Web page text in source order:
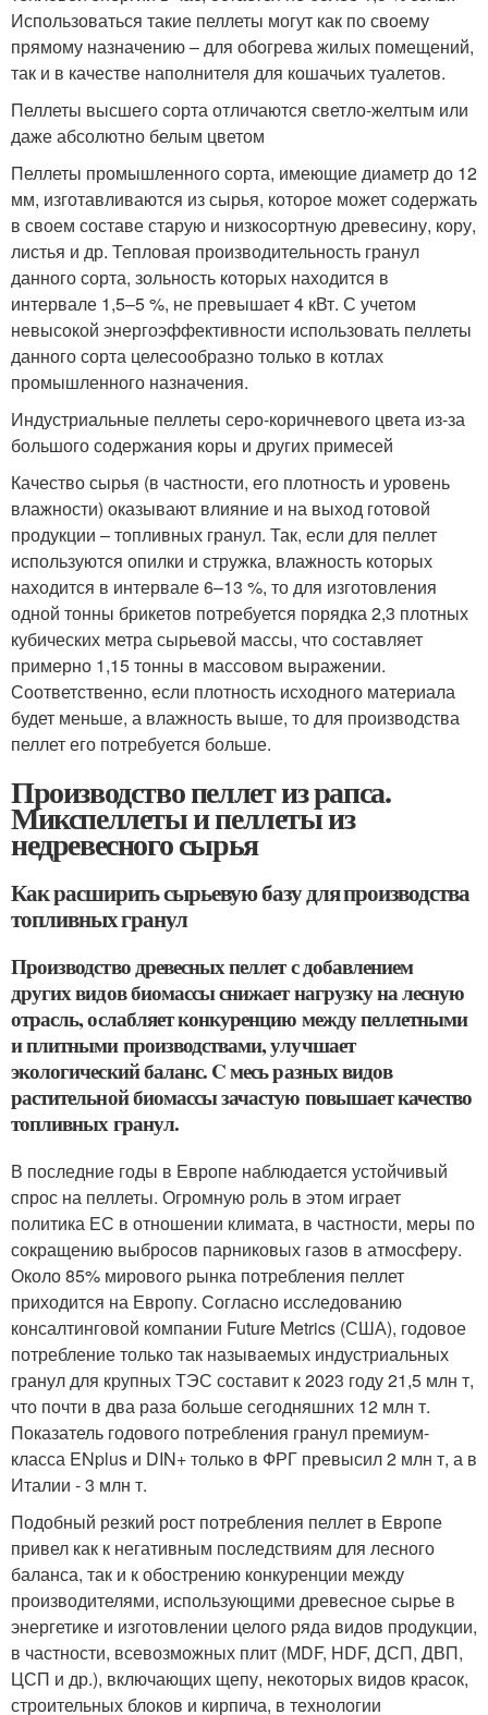
Использоваться такие пеллеты могут как по своему
прямому назначению – для обогрева жилых помещений,
так и в качестве наполнителя для кошачьих туалетов.
Пеллеты высшего сорта отличаются светло-желтым или
даже абсолютно белым цветом
Пеллеты промышленного сорта, имеющие диаметр до 12
мм, изготавливаются из сырья, которое может содержать
в своем составе старую и низкосортную древесину, кору,
листья и др. Тепловая производительность гранул
данного сорта, зольность которых находится в
интервале 1,5–5 %, не превышает 4 кВт. С учетом
невысокой энергоэффективности использовать пеллеты
данного сорта целесообразно только в котлах
промышленного назначения.
Индустриальные пеллеты серо-коричневого цвета из-за
большого содержания коры и других примесей
Качество сырья (в частности, его плотность и уровень
влажности) оказывают влияние и на выход готовой
продукции – топливных гранул. Так, если для пеллет
используются опилки и стружка, влажность которых
находится в интервале 6–13 %, то для изготовления
одной тонны брикетов потребуется порядка 2,3 плотных
кубических метра сырьевой массы, что составляет
примерно 1,15 тонны в массовом выражении.
Соответственно, если плотность исходного материала
будет меньше, а влажность выше, то для производства
пеллет его потребуется больше.
Производство пеллет из рапса.
Микспеллеты и пеллеты из
недревесного сырья
Как расширить сырьевую базу для производства
топливных гранул
Производство древесных пеллет с добавлением
других видов биомассы снижает нагрузку на лесную
отрасль, ослабляет конкуренцию между пеллетными
и плитными производствами, улучшает
экологический баланс. C месь разных видов
растительной биомассы зачастую повышает качество
топливных гранул.
В последние годы в Европе наблюдается устойчивый
спрос на пеллеты. Огромную роль в этом играет
политика ЕС в отношении климата, в частности, меры по
сокращению выбросов парниковых газов в атмосферу.
Около 85% мирового рынка потребления пеллет
приходится на Европу. Согласно исследованию
консалтинговой компании Future Metrics (США), годовое
потребление только так называемых индустриальных
гранул для крупных ТЭС составит к 2023 году 21,5 млн т,
что почти в два раза больше сегодняшних 12 млн т.
Показатель годового потребления гранул премиум-
класса ENplus и DIN+ только в ФРГ превысил 2 млн т, а в
Италии - 3 млн т.
Подобный резкий рост потребления пеллет в Европе
привел как к негативным последствиям для лесного
баланса, так и к обострению конкуренции между
производителями, использующими древесное сырье в
энергетике и изготовлении целого ряда видов продукции,
в частности, всевозможных плит (MDF, HDF, ДСП, ДВП,
ЦСП и др.), включающих щепу, некоторых видов красок,
строительных блоков и кирпича, в технологии